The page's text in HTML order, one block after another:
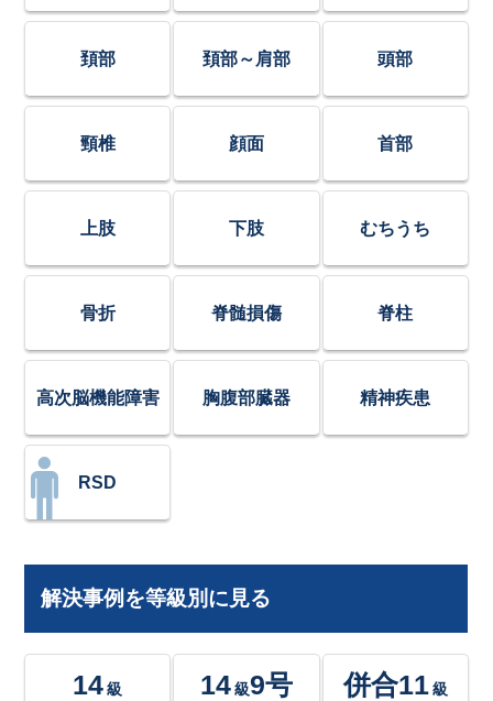
頚部 頚部～肩部 頭部
頸椎 顔面 首部
上肢 下肢 むちうち
骨折 脊髄損傷 脊柱
高次脳機能障害 胸腹部臓器 精神疾患
RSD
解決事例を等級別に見る
14 級 14級9号 併合11 級